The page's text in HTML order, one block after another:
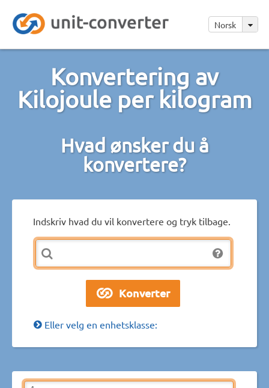
Norsk
Konvertering av
Kilojoule per kilogram
Hvad ønsker du å
konvertere?
Indskriv hvad du vil konvertere og tryk tilbage.
Eller velg en enhetsklasse: